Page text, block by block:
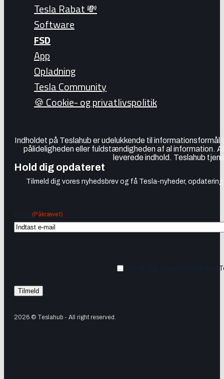
Tesla Rabat 💸
Software
FSD
App
Opladning
Tesla Community
🍪 Cookie- og privatlivspolitik
Indholdet på Teslahub er udelukkende til
pålideligheden eller fuldstændigheden af al information.
leverede indhold. Teslahub
Hold dig opdateret
Tilmeld dig vores nyhedsbrev og få Tesla-nyheder,
(Påkrævet)
Ja tak, jeg vil gerne modtage
2026 © Teslahub - All right reserved.